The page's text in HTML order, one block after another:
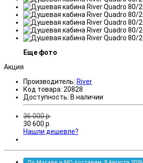
Еще фото
Акция
Производитель: River
Код товара: 20828
Доступность: В наличии
36 000р.
30 600 р.
Нашли дешевле?